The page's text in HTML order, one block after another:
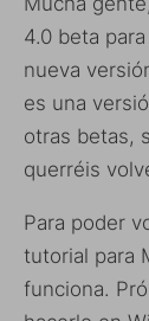
4.0 beta
nueva
es una
otras betas,
querréis
Para poder
tutorial para
funciona.